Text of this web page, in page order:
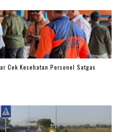
Cek Kesehatan Personel Satgas